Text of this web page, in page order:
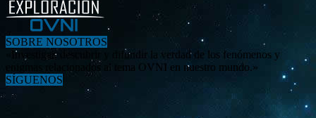
SOBRE NOSOTROS
«Investigar, descubrir y difundir la verdad de los fenómenos y
enigmas relacionados al tema OVNI en nuestro mundo.»
SÍGUENOS